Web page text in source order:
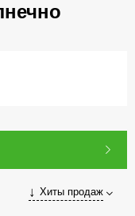
Хиты продаж